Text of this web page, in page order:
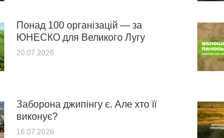
Понад 100 організацій — за
ЮНЕСКО для Великого Лугу
20.07.2026
Заборона джипінгу є. Але хто її
виконує?
16.07.2026